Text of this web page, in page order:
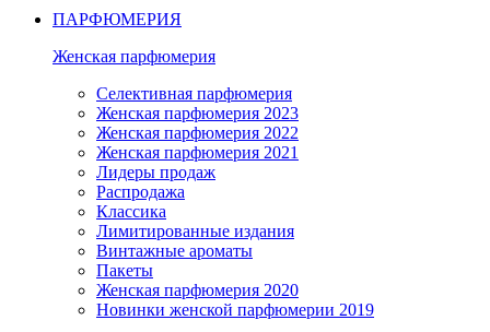
ПАРФЮМЕРИЯ
Женская парфюмерия
Селективная парфюмерия
Женская парфюмерия 2023
Женская парфюмерия 2022
Женская парфюмерия 2021
Лидеры продаж
Распродажа
Классика
Лимитированные издания
Винтажные ароматы
Пакеты
Женская парфюмерия 2020
Новинки женской парфюмерии 2019